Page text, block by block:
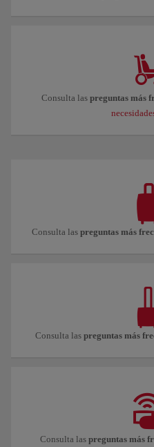
Consulta las preguntas más
Consulta las preguntas más
Consulta las preguntas más
Consulta las preguntas más